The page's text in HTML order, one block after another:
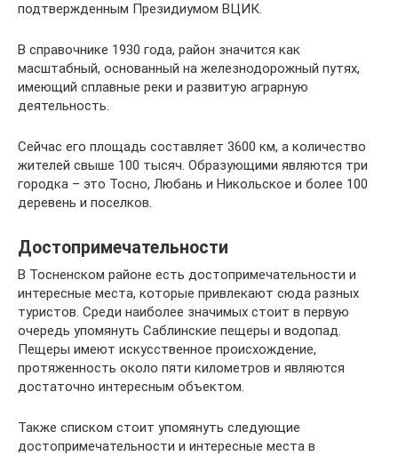
подтвержденным Президиумом ВЦИК.
В справочнике 1930 года, район значится как
масштабный, основанный на железнодорожный путях,
имеющий сплавные реки и развитую аграрную
деятельность.
Сейчас его площадь составляет 3600 км, а количество
жителей свыше 100 тысяч. Образующими являются три
городка – это Тосно, Любань и Никольское и более 100
деревень и поселков.
Достопримечательности
В Тосненском районе есть достопримечательности и
интересные места, которые привлекают сюда разных
туристов. Среди наиболее значимых стоит в первую
очередь упомянуть Саблинские пещеры и водопад.
Пещеры имеют искусственное происхождение,
протяженность около пяти километров и являются
достаточно интересным объектом.
Также списком стоит упомянуть следующие
достопримечательности и интересные места в